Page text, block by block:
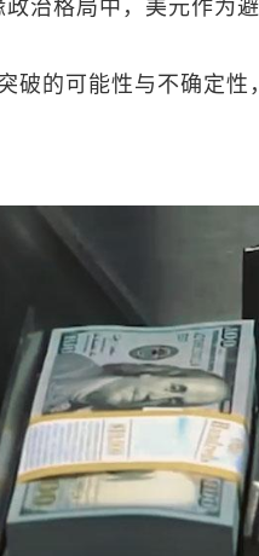
治格局中，美元作为
破的可能性与不确定性